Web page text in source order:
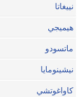
نييغاتا
هيميجي
ماتسودو
نيشينومايا
كاواغوتشي